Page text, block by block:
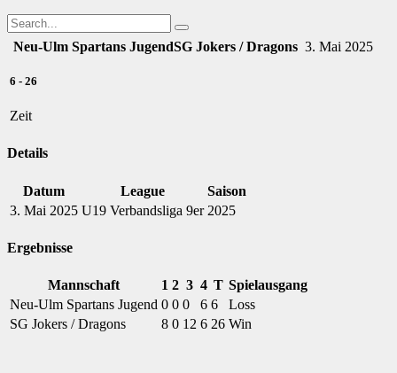
Neu-Ulm Spartans JugendSG Jokers / Dragons 3. Mai 2025
6 - 26
Zeit
Details
Datum League
Saison
3. Mai 2025 U19 Verbandsliga 9er 2025
Ergebnisse
Mannschaft 1 2 3 4 T Spielausgang
Neu-Ulm Spartans Jugend 0 0 0 6 6
Loss
SG Jokers / Dragons
8 0 12 6 26 Win